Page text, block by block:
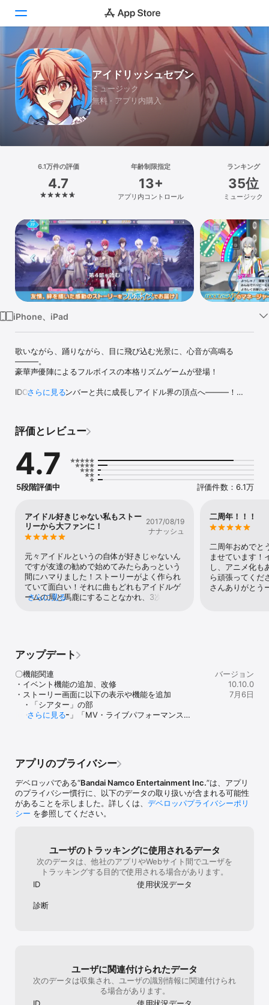
Today
ゲーム
アプリ
検索
プラットフォーム
iPhone
iPad
Mac
Vision
Watch
アイドリッシュセブン
ミュージック
無料 · アプリ内購入
6.1万件の評価
4.7
年齢制限指定
13+
アプリ内コントロール
ランキング
35位
ミュージック
iPhone、iPad
歌いながら、踊りながら、目に飛び込む光景に、心音が高鳴る
―――。
豪華声優陣によるフルボイスの本格リズムゲームが登場！
IDOLiSH7のメンバーと共に成長しアイドル界の頂点へ―――！
絆を描いた青春ストーリー！
まだまだアイドルとしてはひよっこの7人を、リズムゲームでライブ
を演出し、あなたの手でトップに導いて下さい。
メインキャラクターの他にも、個性豊かなアイドル候補生たちがあ
なたを待っています！
楽曲に合わせて画面をタップする簡単操作ながらも、コンボが気持
ちいい本格リズムゲーム！
キャラクター原案に種村有菜を迎え魅力的なアイドル達が多数登
場！
IDOLiSH7、TRIGGERをはじめとしたアイドル候補生達をあなたの手
でマネジメントしよう！
きに笑えるこだわりのシナリオは必見！
キャラクターとチャットができる、名付けて「Rabbit Chat」を搭
載！
皆が知らないあの人の一面が見れるかも…！？
▼キャスト▼
克幸／川原慶久　etc..
このアプリケーションには、（株）ＣＲＩ・ミドルウェアの
「CRIWARE (TM)」が使用されています。
※このアプリは、必ず「Appサポート」に記載の動作環境でご利用く
ださい。動作環境でご利用の場合も、お客様のご利用状況やご利用
機種特有の要因により、本サービスが正常に動作しないことがあり
ます。
さらに見る
評価とレビュー
4.7
5段階評価中 評価件数：6.1万
アイドル好きじゃない私もストー
リーから大ファンに！
2017/08/19
ナナッシュ
元々アイドルというの自体が好きじゃないん
ですが友達の勧めで始めてみたらあっという
間にハマりました！ストーリーがよく作られ
ていて面白い！それに曲もどれもアイドルゲ
ームの局と馬鹿にすることなかれ、3次元の
さらに見る
二周年！！！
二周年おめでと
ませています！
し、アニメ化も
ら頑張ってくだ
さんありがとう
アップデート
〇機能関連
・イベント機能の追加、改修
・ストーリー画面に以下の表示や機能を追加
・「シアター」の部
・「シアター」「MV・ライブパフォーマンス映
〇不具合関連
さらに見る
バージョン
10.10.0
7月6日
アプリのプライバシー
デベロッパである“Bandai Namco Entertainment Inc.”は、アプリ
のプライバシー慣行に、以下のデータの取り扱いが含まれる可能性
があることを示しました。詳しくは、 デベロッパプライバシーポリ
シー を参照してください。
ユーザのトラッキングに使用されるデータ
次のデータは、他社のアプリやWebサイト間でユーザを
トラッキングする目的で使用される場合があります。
ID
使用状況データ
診断
ユーザに関連付けられたデータ
次のデータは収集され、ユーザの識別情報に関連付けられ
る場合があります。